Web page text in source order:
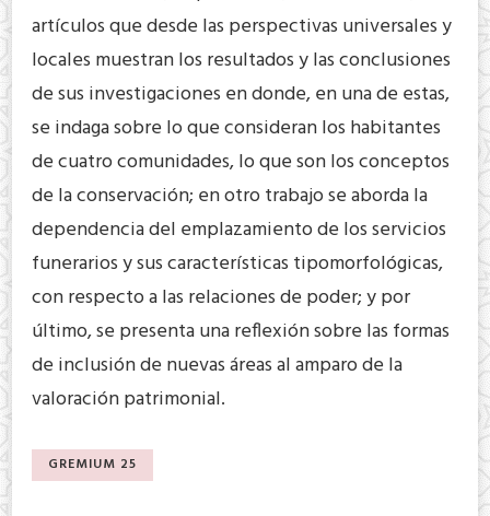
artículos que desde las perspectivas universales y
locales muestran los resultados y las conclusiones
de sus investigaciones en donde, en una de estas,
se indaga sobre lo que consideran los habitantes
de cuatro comunidades, lo que son los conceptos
de la conservación; en otro trabajo se aborda la
dependencia del emplazamiento de los servicios
funerarios y sus características tipomorfológicas,
con respecto a las relaciones de poder; y por
último, se presenta una reflexión sobre las formas
de inclusión de nuevas áreas al amparo de la
valoración patrimonial.
GREMIUM 25